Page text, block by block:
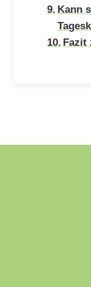
Kann
Fazit